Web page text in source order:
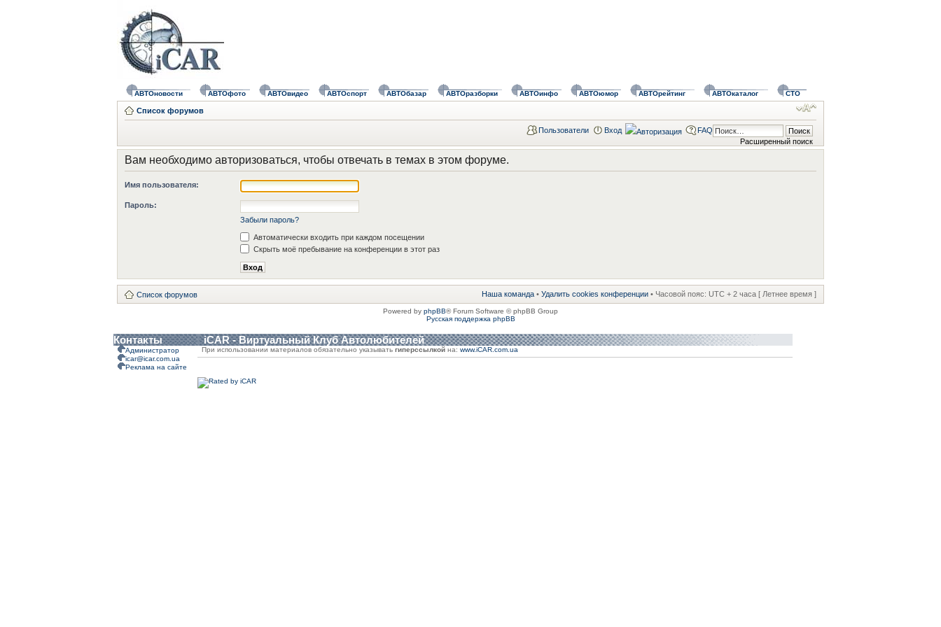
АВТОновости АВТОфото АВТОвидео АВТОспорт АВТОбазар АВТОразборки АВТОинфо АВТОюмор АВТОрейтинг АВТОкаталог СТО
Список форумов
Расширенный поиск
Пользователи Вход FAQ
Вам необходимо авторизоваться, чтобы отвечать в темах в этом форуме.
Имя пользователя:
Пароль:
Забыли пароль?
Автоматически входить при каждом посещении
Скрыть моё пребывание на конференции в этот раз
Список форумов Наша команда • Удалить cookies конференции • Часовой пояс: UTC + 2 часа [ Летнее время ]
Powered by phpBB® Forum Software © phpBB Group
Русская поддержка phpBB
Контакты iCAR - Виртуальный Клуб Автолюбителей
Администратор
icar@icar.com.ua
Реклама на сайте
При использовании материалов обязательно указывать гиперссылкой на: www.iCAR.com.ua